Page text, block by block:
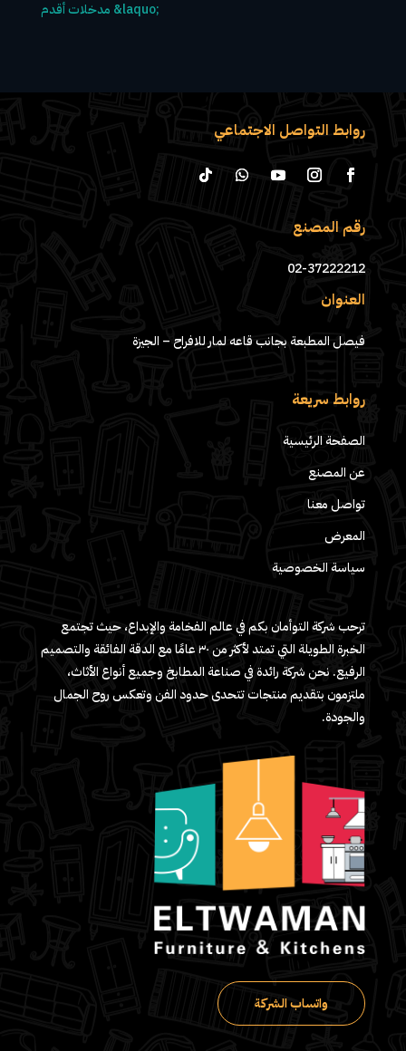
روابط التواصل الاجتماعي
رقم المصنع
02-37222212
العنوان
فيصل المطبعة بجانب قاعه لمار للافراح – الجيزة
روابط سريعة
الصفحة الرئيسية
عن المصنع
تواصل معنا
المعرض
سياسة الخصوصية
ترحب شركة التوأمان بكم في عالم الفخامة والإبداع، حيث تجتمع
الخبرة الطويلة التي تمتد لأكثر من ٣٠ عامًا مع الدقة الفائقة والتصميم
الرفيع. نحن شركة رائدة في صناعة المطابخ وجميع أنواع الأثاث،
ملتزمون بتقديم منتجات تتحدى حدود الفن وتعكس روح الجمال
والجودة.
واتساب الشركة